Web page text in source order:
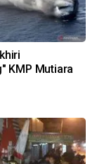
KMP Mutiara